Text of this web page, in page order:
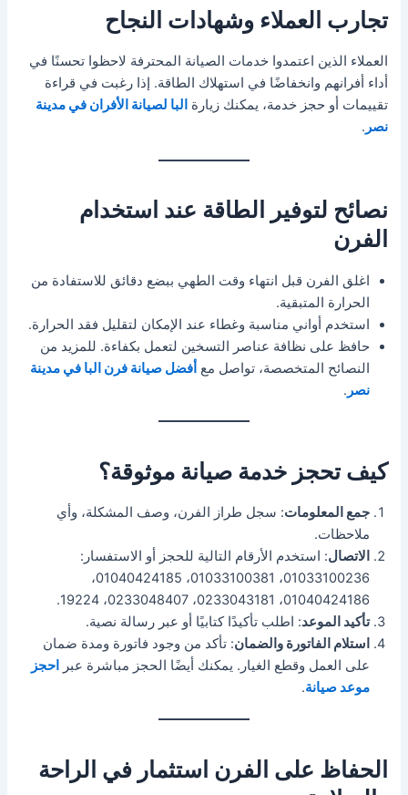
تجارب العملاء وشهادات النجاح
العملاء الذين اعتمدوا خدمات الصيانة المحترفة لاحظوا تحسنًا في
أداء أفرانهم وانخفاضًا في استهلاك الطاقة. إذا رغبت في قراءة
تقييمات أو حجز خدمة، يمكنك زيارة البا لصيانة الأفران في مدينة
نصر .
نصائح لتوفير الطاقة عند استخدام
الفرن
اغلق الفرن قبل انتهاء وقت الطهي ببضع دقائق للاستفادة من
الحرارة المتبقية.
استخدم أواني مناسبة وغطاء عند الإمكان لتقليل فقد الحرارة.
حافظ على نظافة عناصر التسخين لتعمل بكفاءة. للمزيد من
النصائح المتخصصة، تواصل مع أفضل صيانة فرن البا في مدينة
نصر .
كيف تحجز خدمة صيانة موثوقة؟
جمع المعلومات: سجل طراز الفرن، وصف المشكلة، وأي
ملاحظات.
الاتصال: استخدم الأرقام التالية للحجز أو الاستفسار:
01033100236، 01033100381، 01040424185،
01040424186، 0233043181، 0233048407، 19224.
تأكيد الموعد: اطلب تأكيدًا كتابيًا أو عبر رسالة نصية.
استلام الفاتورة والضمان: تأكد من وجود فاتورة ومدة ضمان
على العمل وقطع الغيار. يمكنك أيضًا الحجز مباشرة عبر
احجز
موعد صيانة.
الحفاظ على الفرن استثمار في الراحة